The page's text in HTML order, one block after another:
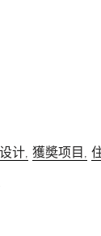
计, 獲奬项目,